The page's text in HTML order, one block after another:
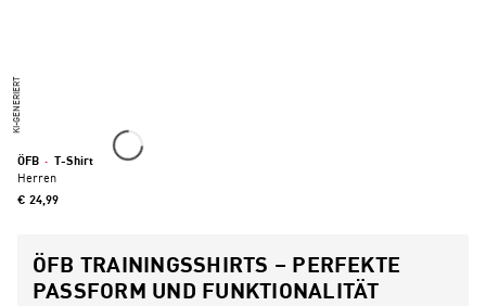
KI-GENERIERT
ÖFB ·
T-Shirt
Herren
€ 24,99
ÖFB TRAININGSSHIRTS – PERFEKTE
PASSFORM UND FUNKTIONALITÄT